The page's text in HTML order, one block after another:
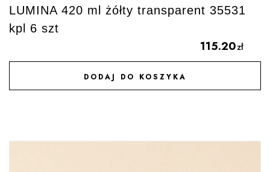
LUMINA 420 ml żółty transparent 35531
kpl 6 szt
115.20zł
DODAJ DO KOSZYKA
DODAJ DO ULUBIONYCH